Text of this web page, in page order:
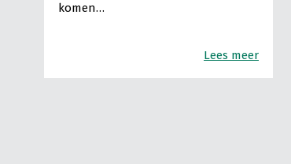
komen…
Lees meer